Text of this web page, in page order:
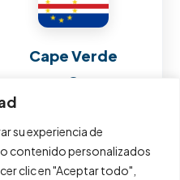
su experiencia de
contenido personalizados
clic en "Aceptar todo",
Cape Verde
0